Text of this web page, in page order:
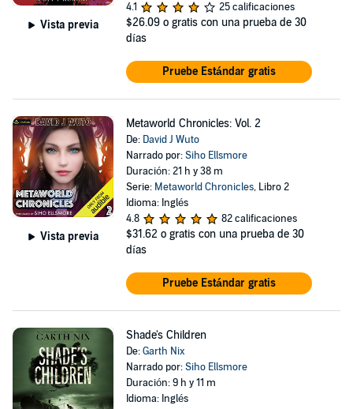
Vista previa
4.1
25 calificaciones
$26.09 o gratis con una prueba de 30
días
Pruebe Estándar gratis
Vista previa
Metaworld Chronicles: Vol. 2
De: David J Wuto
Narrado por:Siho Ellsmore
Duración: 21 h y 38 m
Serie: Metaworld Chronicles, Libro 2
Idioma: Inglés
4.8
82 calificaciones
$31.62 o gratis con una prueba de 30
días
Pruebe Estándar gratis
Shade's Children
De:Garth Nix
Narrado por:Siho Ellsmore
Duración: 9 h y 11 m
Idioma: Inglés